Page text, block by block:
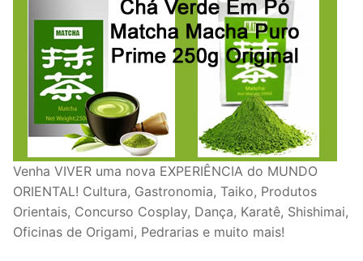
Venha VIVER uma nova EXPERIÊNCIA do MUNDO
ORIENTAL! Cultura, Gastronomia, Taiko, Produtos
Orientais, Concurso Cosplay, Dança, Karatê, Shishimai,
Oficinas de Origami, Pedrarias e muito mais!